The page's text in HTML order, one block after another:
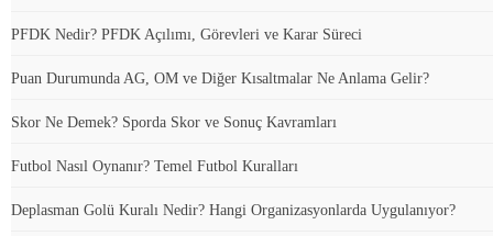
PFDK Nedir? PFDK Açılımı, Görevleri ve Karar Süreci
Puan Durumunda AG, OM ve Diğer Kısaltmalar Ne Anlama Gelir?
Skor Ne Demek? Sporda Skor ve Sonuç Kavramları
Futbol Nasıl Oynanır? Temel Futbol Kuralları
Deplasman Golü Kuralı Nedir? Hangi Organizasyonlarda Uygulanıyor?